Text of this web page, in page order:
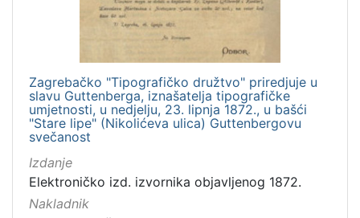
Zagrebačko "Tipografičko družtvo" priredjuje u
slavu Guttenberga, iznašatelja tipografičke
umjetnosti, u nedjelju, 23. lipnja 1872., u bašći
"Stare lipe" (Nikolićeva ulica) Guttenbergovu
svečanost
Izdanje
Elektroničko izd. izvornika objavljenog 1872.
Nakladnik